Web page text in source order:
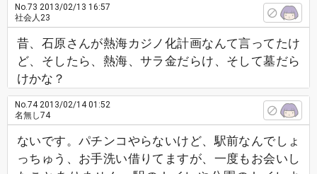
No.73 2013/02/13 16:57
社会人23
昔、石原さんが熱海カジノ化計画なんて言ってたけ
ど、そしたら、熱海、サラ金だらけ、そして墓だら
けかな？
No.742013/02/14 01:52
名無し74
ないです。パチンコやらないけど、駅前なんでしょ
っちゅう、お手洗い借りてますが、一度もお会いし